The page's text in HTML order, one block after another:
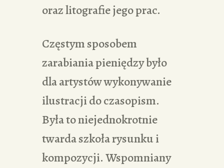
oraz litografie jego prac.
Częstym sposobem
zarabiania pieniędzy było
dla artystów wykonywanie
ilustracji do czasopism.
Była to niejednokrotnie
twarda szkoła rysunku i
kompozycji. Wspomniany